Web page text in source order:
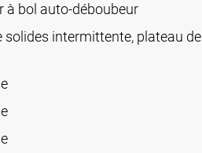
à bol auto-déboubeur
solides intermittente, plateau de